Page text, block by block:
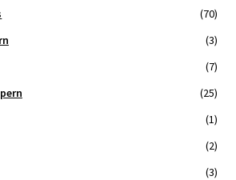
(70)
(3)
(7)
(25)
(1)
(2)
(3)